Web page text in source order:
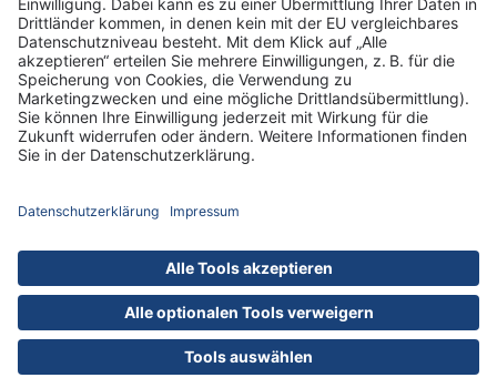
DRK-Schwesternschaft Berlin
Impressum
Hausordnung
nach oben